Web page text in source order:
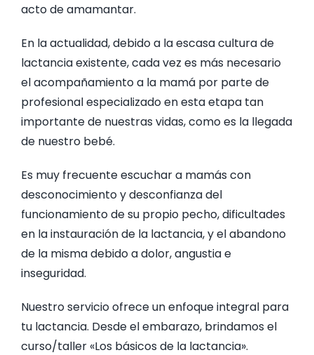
acto de amamantar.
En la actualidad, debido a la escasa cultura de
lactancia existente, cada vez es más necesario
el acompañamiento a la mamá por parte de
profesional especializado en esta etapa tan
importante de nuestras vidas, como es la llegada
de nuestro bebé.
Es muy frecuente escuchar a mamás con
desconocimiento y desconfianza del
funcionamiento de su propio pecho, dificultades
en la instauración de la lactancia, y el abandono
de la misma debido a dolor, angustia e
inseguridad.
Nuestro servicio ofrece un enfoque integral para
tu lactancia. Desde el embarazo, brindamos el
curso/taller «Los básicos de la lactancia».